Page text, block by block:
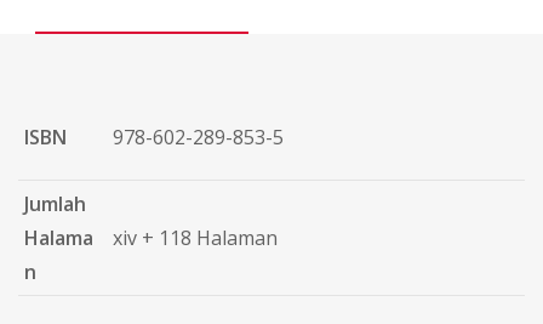
ISBN 978-602-289-853-5
Jumlah
Halama
n
xiv + 118 Halaman